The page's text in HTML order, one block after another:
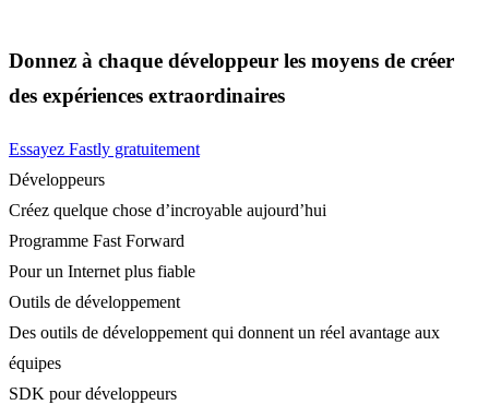
Donnez à chaque développeur les moyens de créer
des expériences extraordinaires
Essayez Fastly gratuitement
Développeurs
Créez quelque chose d’incroyable aujourd’hui
Programme Fast Forward
Pour un Internet plus fiable
Outils de développement
Des outils de développement qui donnent un réel avantage aux
équipes
SDK pour développeurs